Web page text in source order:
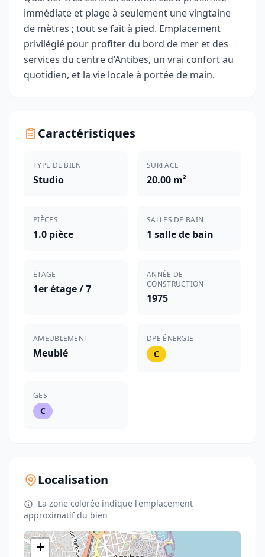
immédiate et plage à seulement une vingtaine
de mètres ; tout se fait à pied. Emplacement
privilégié pour profiter du bord de mer et des
services du centre d’Antibes, un vrai confort au
quotidien, et la vie locale à portée de main.
Caractéristiques
TYPE DE BIEN
Studio
SURFACE
20.00 m²
PIÈCES
1.0 pièce
SALLES DE BAIN
1 salle de bain
ÉTAGE
1er étage / 7
ANNÉE DE
CONSTRUCTION
1975
AMEUBLEMENT
Meublé
DPE ÉNERGIE
C
GES
C
Localisation
La zone colorée indique l'emplacement
approximatif du bien
+